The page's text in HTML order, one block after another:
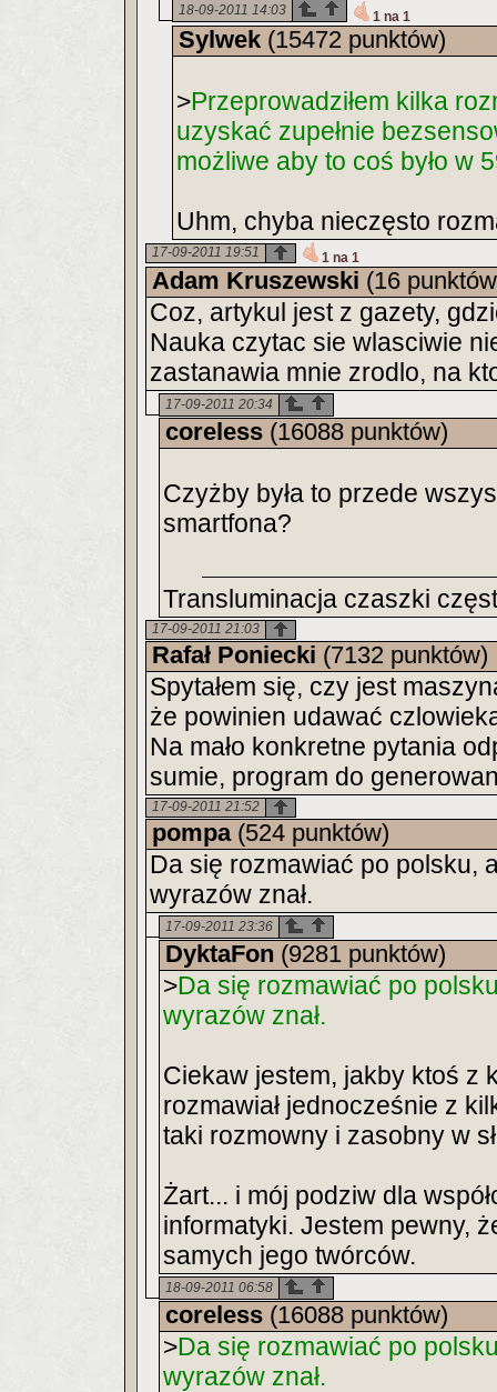
18-09-2011 14:03 1 na 1
Sylwek (15472 punktów)
>Przeprowadziłem kilka
uzyskać zupełnie
możliwe aby to coś było w
Uhm, chyba nieczęsto
17-09-2011 19:51 1 na 1
Adam Kruszewski (16
Coz, artykul jest z gazety,
Nauka czytac sie wlasciwie
zastanawia mnie zrodlo, na
17-09-2011 20:34
coreless (16088 punktów)
Czyżby była to przede
smartfona?
Transluminacja czaszki
17-09-2011 21:03
Rafał Poniecki (7132 punktów)
Spytałem się, czy jest
że powinien udawać
Na mało konkretne pytania
sumie, program do
17-09-2011 21:52
pompa(524 punktów)
Da się rozmawiać po polsku,
wyrazów znał.
17-09-2011 23:36
DyktaFon (9281 punktów)
>Da się rozmawiać po
wyrazów znał.
Ciekaw jestem, jakby ktoś z
rozmawiał jednocześnie z
taki rozmowny i zasobny w
Żart... i mój podziw dla
informatyki. Jestem pewny,
samych jego twórców.
18-09-2011 06:58
coreless (16088 punktów)
>Da się rozmawiać po
wyrazów znał.